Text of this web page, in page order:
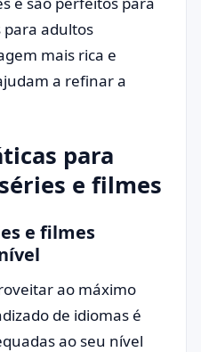
para adultos
mais rica e
a refinar a
para
e filmes
e filmes
ao máximo
de idiomas é
ao seu nível